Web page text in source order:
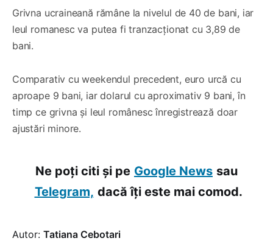
Grivna ucraineană rămâne la nivelul de 40 de bani, iar
leul romanesc va putea fi tranzacționat cu 3,89 de
bani.
Comparativ cu weekendul precedent, euro urcă cu
aproape 9 bani, iar dolarul cu aproximativ 9 bani, în
timp ce grivna și leul românesc înregistrează doar
ajustări minore.
Ne poți citi și pe Google News sau
Telegram, dacă îți este mai comod.
Autor: Tatiana Cebotari